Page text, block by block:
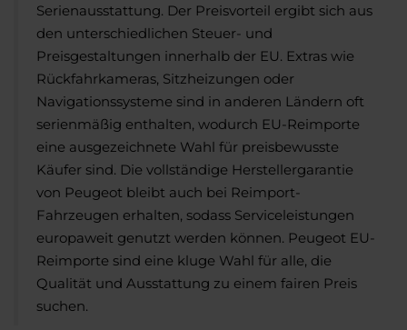
Serienausstattung. Der Preisvorteil ergibt sich aus
den unterschiedlichen Steuer- und
Preisgestaltungen innerhalb der EU. Extras wie
Rückfahrkameras, Sitzheizungen oder
Navigationssysteme sind in anderen Ländern oft
serienmäßig enthalten, wodurch EU-Reimporte
eine ausgezeichnete Wahl für preisbewusste
Käufer sind. Die vollständige Herstellergarantie
von Peugeot bleibt auch bei Reimport-
Fahrzeugen erhalten, sodass Serviceleistungen
europaweit genutzt werden können. Peugeot EU-
Reimporte sind eine kluge Wahl für alle, die
Qualität und Ausstattung zu einem fairen Preis
suchen.